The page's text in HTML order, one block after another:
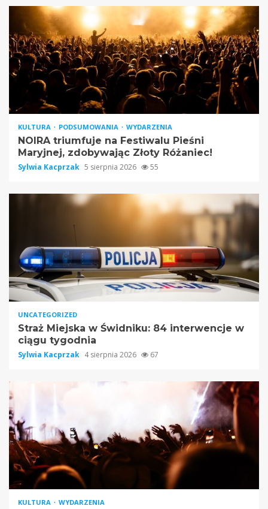
KULTURA PODSUMOWANIA WYDARZENIA
NOIRA triumfuje na Festiwalu Pieśni
Maryjnej, zdobywając Złoty Różaniec!
Sylwia Kacprzak 5 sierpnia 2026 55
UNCATEGORIZED
Straż Miejska w Świdniku: 84 interwencje w
ciągu tygodnia
Sylwia Kacprzak 4 sierpnia 2026 67
KULTURA WYDARZENIA